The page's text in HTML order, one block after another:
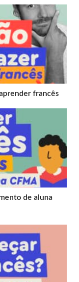
francês
francês
de aluna
de aluna
de aluna